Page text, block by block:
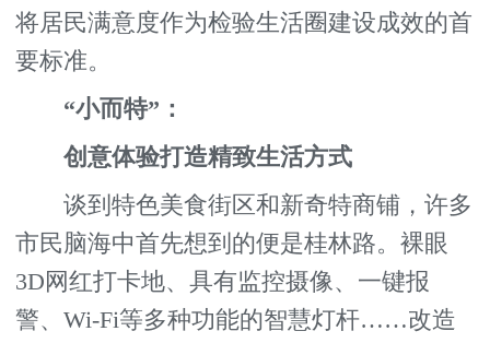
将居民满意度作为检验生活圈建设成效的首
要标准。
“小而特”：
创意体验打造精致生活方式
谈到特色美食街区和新奇特商铺，许多
市民脑海中首先想到的便是桂林路。裸眼
3D网红打卡地、具有监控摄像、一键报
警、Wi-Fi等多种功能的智慧灯杆……改造